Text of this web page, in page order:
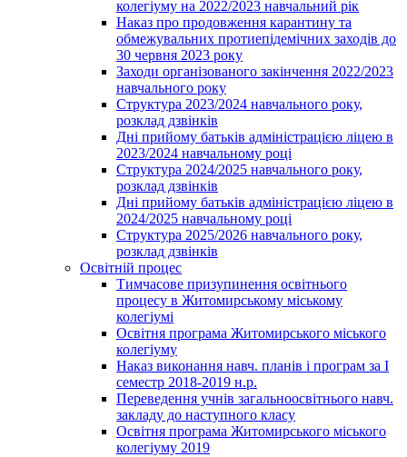
колегіуму на 2022/2023 навчальний рік
Наказ про продовження карантину та
обмежувальних протиепідемічних заходів до
30 червня 2023 року
Заходи організованого закінчення 2022/2023
навчального року
Структура 2023/2024 навчального року,
розклад дзвінків
Дні прийому батьків адміністрацією ліцею в
2023/2024 навчальному році
Структура 2024/2025 навчального року,
розклад дзвінків
Дні прийому батьків адміністрацією ліцею в
2024/2025 навчальному році
Структура 2025/2026 навчального року,
розклад дзвінків
Освітній процес
Тимчасове призупинення освітнього
процесу в Житомирському міському
колегіумі
Освітня програма Житомирського міського
колегіуму
Наказ виконання навч. планів і програм за І
семестр 2018-2019 н.р.
Переведення учнів загальноосвітнього навч.
закладу до наступного класу
Освітня програма Житомирського міського
колегіуму 2019